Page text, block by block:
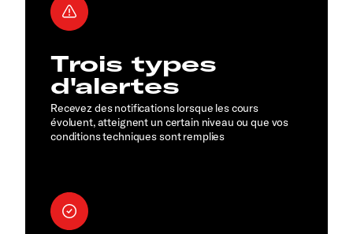
Trois types
d'alertes
Recevez des notifications lorsque les cours
évoluent, atteignent un certain niveau ou que vos
conditions techniques sont remplies